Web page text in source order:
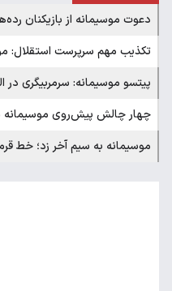
دعوت موسیمانه از بازیکنان
تکذیب مهم سرپرست استقلال:
پیتسو موسیمانه: سرمربیگری در
چهار چالش پیش‌روی موسیمانه
موسیمانه به سیم آخر زد؛ خط